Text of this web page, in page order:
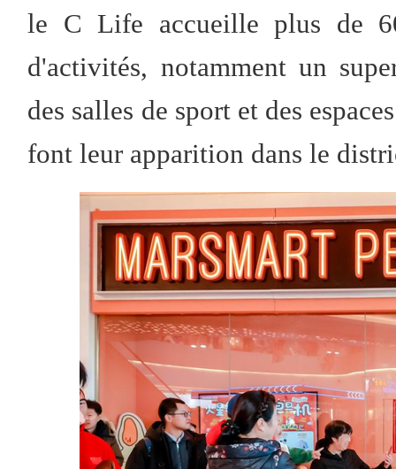
le C Life accueille plus de
d'activités, notamment un
des salles de sport et des
font leur apparition dans le